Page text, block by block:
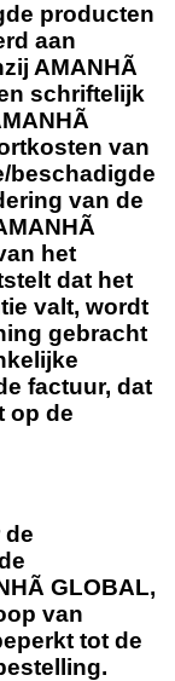
producten
aan
AMANHÃ
schriftelijk
van
beschadigde
van de
het
dat het
valt, wordt
gebracht
factuur, dat
op de
de
GLOBAL,
van
tot de